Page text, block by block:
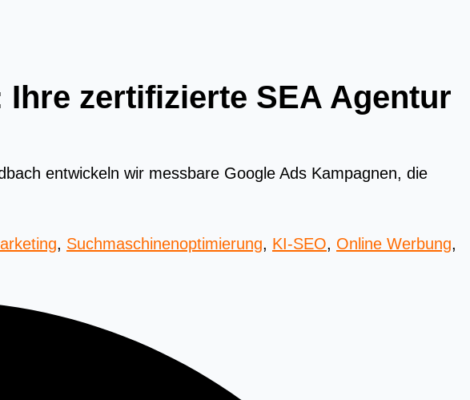
zertifizierte SEA Agentur
entwickeln wir messbare Google Ads Kampagnen, die
, Suchmaschinenoptimierung, KI-SEO, Online Werbung,